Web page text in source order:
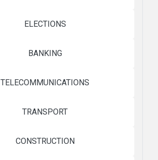
ELECTIONS
BANKING
TELECOMMUNICATIONS
TRANSPORT
CONSTRUCTION